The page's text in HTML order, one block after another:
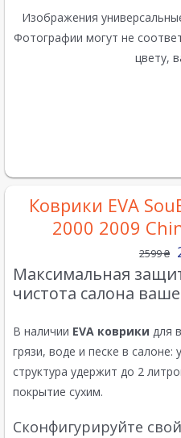
Изображения
Фотографии могут не
цвету,
Коврики EVA
2000 2009
2599₴
Максимальная
чистота салона
В наличии EVA коврики для
грязи, воде и песке в салоне:
структура удержит до 2
покрытие сухим.
Сконфигурируйте